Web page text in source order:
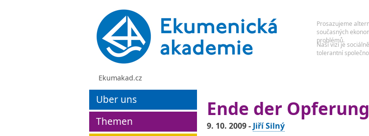
Ekumakad.cz
Uber uns
Themen
Ende der Opferung
9. 10. 2009 - Jiří Silný